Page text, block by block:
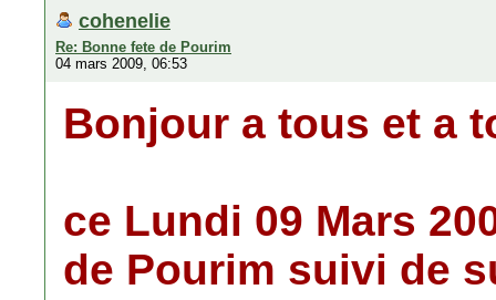
cohenelie
Re: Bonne fete de Pourim
04 mars 2009, 06:53
Bonjour a tous et a
ce Lundi 09 Mars
de Pourim suivi de